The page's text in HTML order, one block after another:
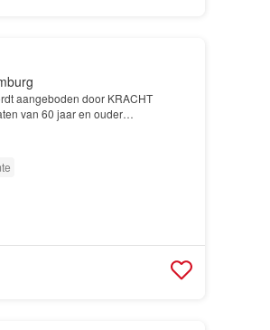
aangeboden door KRACHT
van 60 jaar en ouder…